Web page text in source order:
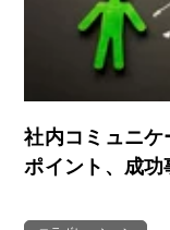
社内コミュニ
ポイント、成功